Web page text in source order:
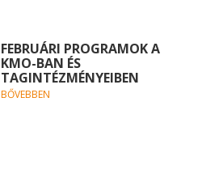
FEBRUÁRI PROGRAMOK A
KMO-BAN ÉS
TAGINTÉZMÉNYEIBEN
BŐVEBBEN